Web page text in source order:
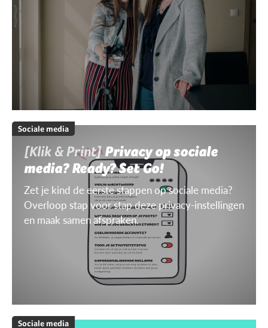
Sociale media
[Klik & Print]Privacy op sociale
media? Ready? Set Go!
Zet je kind de eerste stappen op sociale media?
Overloop stap voor stap deze privacy-instellingen
en maak samen afspraken.
Sociale media